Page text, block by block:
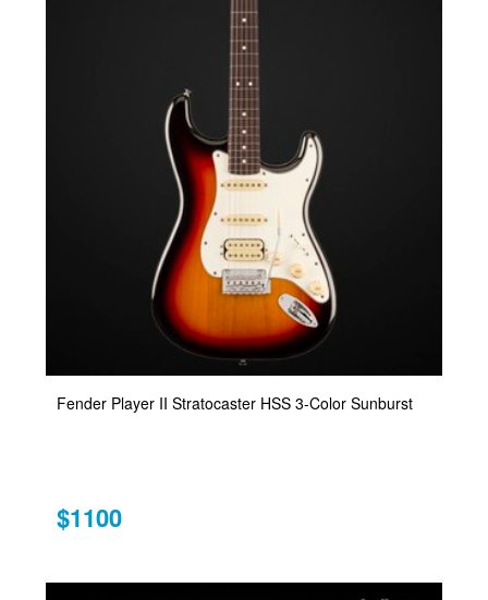
Fender Player II Stratocaster HSS 3-Color Sunburst
$1100